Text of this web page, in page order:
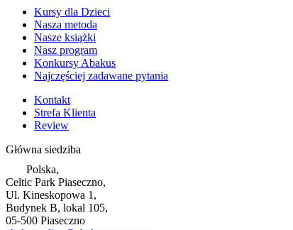
Kursy dla Dzieci
Nasza metoda
Nasze książki
Nasz program
Konkursy Abakus
Najczęściej zadawane pytania
Kontakt
Strefa Klienta
Review
Główna siedziba
Polska,
Celtic Park Piaseczno,
Ul. Kineskopowa 1,
Budynek B, lokal 105,
05-500 Piaseczno